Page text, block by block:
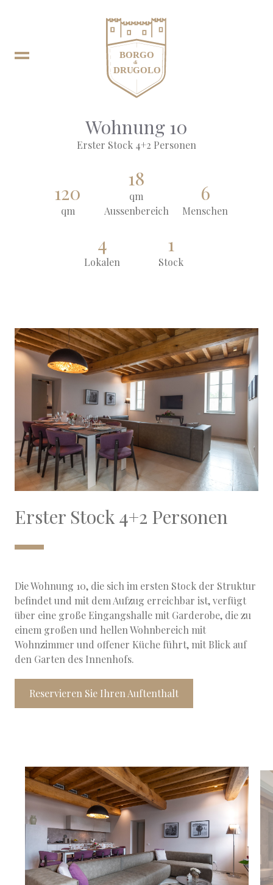
Wohnung 10
Erster Stock 4+2 Personen
120
qm
18
qm
Aussenbereich
6
Menschen
4
Lokalen
1
Stock
Erster Stock 4+2 Personen
Die Wohnung 10, die sich im ersten Stock der Struktur
befindet und mit dem Aufzug erreichbar ist, verfügt
über eine große Eingangshalle mit Garderobe, die zu
einem großen und hellen Wohnbereich mit
Wohnzimmer und offener Küche führt, mit Blick auf
den Garten des Innenhofs.
Reservieren Sie Ihren Auftenthalt